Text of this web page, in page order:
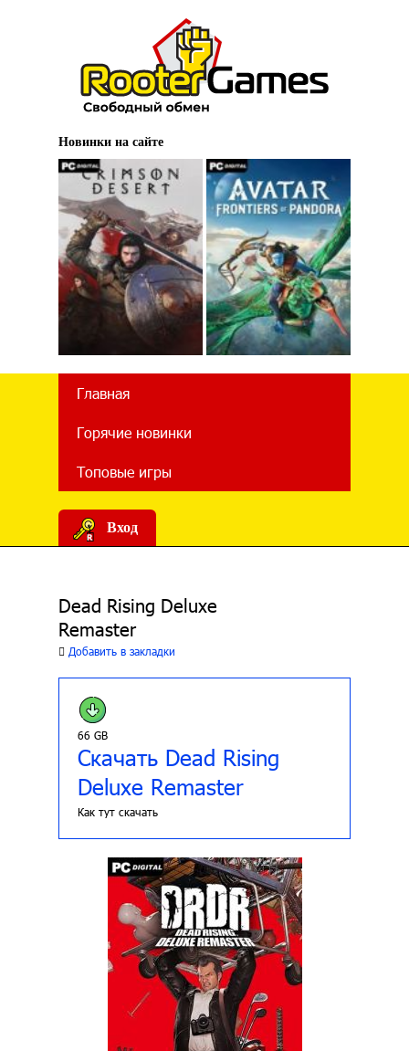
Новинки на сайте
Главная
Горячие новинки
Топовые игры
Вход
Dead Rising Deluxe
Remaster
Добавить в закладки
66 GB
Скачать Dead Rising
Deluxe Remaster
Как тут скачать